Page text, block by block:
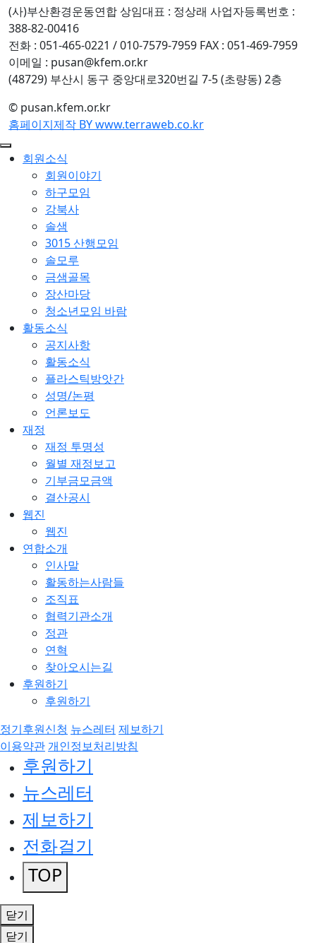
(사)부산환경운동연합상임대표 : 정상래 사업자등록번호 :
388-82-00416
전화 : 051-465-0221 / 010-7579-7959 FAX : 051-469-7959
이메일 : pusan@kfem.or.kr
(48729) 부산시 동구 중앙대로320번길 7-5 (초량동) 2층
© pusan.kfem.or.kr
홈페이지제작 BY www.terraweb.co.kr
회원소식
회원이야기
하구모임
강북사
솔샘
3015 산행모임
솔모루
금샘골목
장산마당
청소년모임 바람
활동소식
공지사항
활동소식
플라스틱방앗간
성명/논평
언론보도
재정
재정 투명성
월별 재정보고
기부금모금액
결산공시
웹진
웹진
연합소개
인사말
활동하는사람들
조직표
협력기관소개
정관
연혁
찾아오시는길
후원하기
후원하기
정기후원신청 뉴스레터 제보하기
이용약관 개인정보처리방침
후원하기
뉴스레터
제보하기
전화걸기
TOP
닫기
닫기